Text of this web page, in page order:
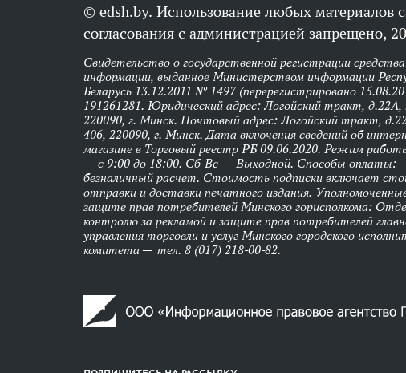
© edsh.by. Использование любых материалов
согласования с администрацией запрещено,
Свидетельство о государственной регистрации
информации, выданное Министерством информации
Беларусь 13.12.2011 № 1497 (перерегистрировано
191261281. Юридический адрес: Логойский тракт, д.22А,
220090, г. Минск. Почтовый адрес: Логойский тракт,
406, 220090, г. Минск. Дата включения сведений об
магазине в Торговый реестр РБ 09.06.2020. Режим
— с 9:00 до 18:00. Сб-Вс — Выходной. Способы оплаты:
безналичный расчет. Стоимость подписки включает
отправки и доставки печатного издания.
защите прав потребителей Минского горисполкома:
контролю за рекламой и защите прав потребителей
управления торговли и услуг Минского городского
комитета — тел. 8 (017) 218-00-82.